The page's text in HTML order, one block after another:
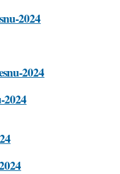
2024
2024
2024